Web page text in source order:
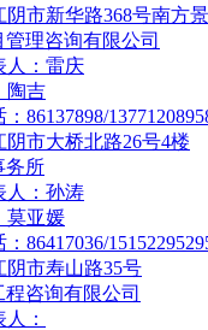
阴市新华路368号南方
理咨询有限公司
： 雷庆
陶吉
86137898/
阴市大桥北路26号4楼
务所
： 孙涛
莫亚媛
86417036/
阴市寿山路35号
咨询有限公司
：